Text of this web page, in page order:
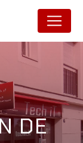
DE